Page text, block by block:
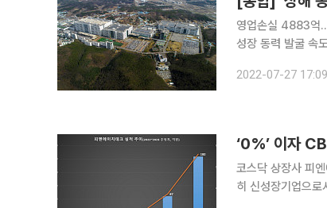
영업손실 4883억
성장 동력 발굴 속도 올해 2분기 반도체ㆍ전자ㆍ부품 업계가 코로나19로 인한 중국 시장 봉쇄,
2022-07-27 17:09
‘0%’ 이자
코스닥 상장사 피
히 신성장기업으로